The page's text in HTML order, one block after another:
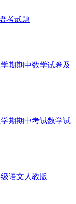
考试题
期期中数学试卷及
期期中考试数学试
语文人教版